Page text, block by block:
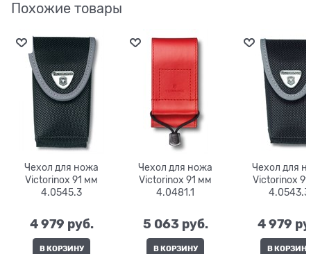
Похожие товары
Чехол для ножа
Victorinox 91 мм
4.0545.3
4 979 руб.
В КОРЗИНУ
Чехол для ножа
Victorinox 91 мм
4.0481.1
5 063 руб.
В КОРЗИНУ
Чехол для
Victorinox 91 мм
4.0543.3
4 979
В КОРЗИНУ